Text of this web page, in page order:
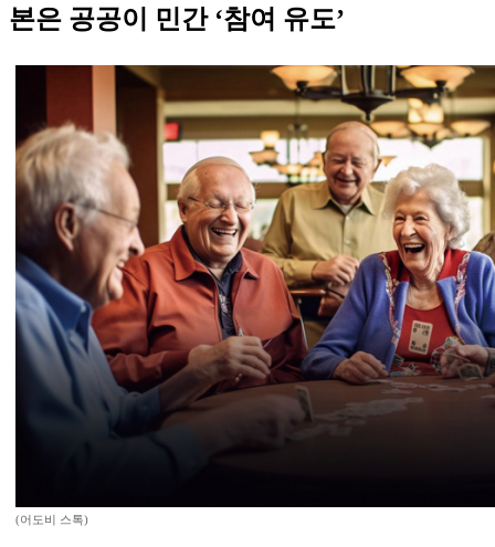
본은 공공이 민간 ‘참여 유도’
(어도비 스톡)